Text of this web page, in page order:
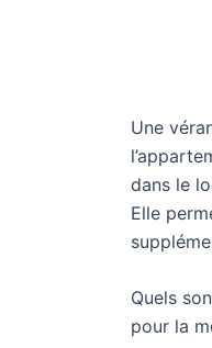
Une
dans le
Elle
Quels
pour la